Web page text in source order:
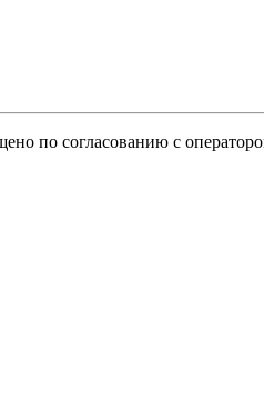
по согласованию с